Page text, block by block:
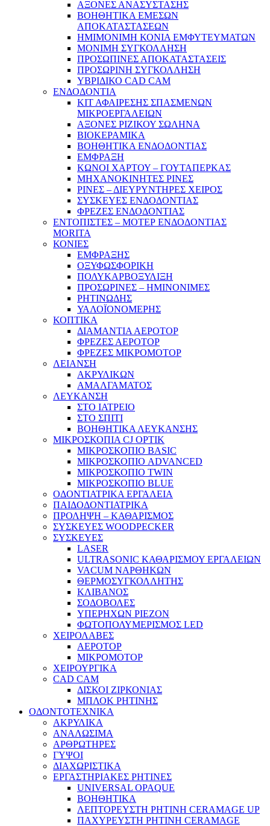
ΑΞΟΝΕΣ ΑΝΑΣΥΣΤΑΣΗΣ
ΒΟΗΘΗΤΙΚΑ ΕΜΕΣΩΝ
ΑΠΟΚΑΤΑΣΤΑΣΕΩΝ
ΗΜΙΜΟΝΙΜΗ ΚΟΝΙΑ ΕΜΦΥΤΕΥΜΑΤΩΝ
ΜΟΝΙΜΗ ΣΥΓΚΟΛΛΗΣΗ
ΠΡΟΣΩΠΙΝΕΣ ΑΠΟΚΑΤΑΣΤΑΣΕΙΣ
ΠΡΟΣΩΡΙΝΗ ΣΥΓΚΟΛΛΗΣΗ
ΥΒΡΙΔΙΚΟ CAD CAM
ΕΝΔΟΔΟΝΤΙΑ
ΚΙΤ ΑΦΑΙΡΕΣΗΣ ΣΠΑΣΜΕΝΩΝ
ΜΙΚΡΟΕΡΓΑΛΕΙΩΝ
ΑΞΟΝΕΣ ΡΙΖΙΚΟΥ ΣΩΛΗΝΑ
ΒΙΟΚΕΡΑΜΙΚΑ
ΒΟΗΘΗΤΙΚΑ ΕΝΔΟΔΟΝΤΙΑΣ
ΕΜΦΡΑΞΗ
ΚΩΝΟΙ ΧΑΡΤΟΥ – ΓΟΥΤΑΠΕΡΚΑΣ
ΜΗΧΑΝΟΚΙΝΗΤΕΣ ΡΙΝΕΣ
ΡΙΝΕΣ – ΔΙΕΥΡΥΝΤΗΡΕΣ ΧΕΙΡΟΣ
ΣΥΣΚΕΥΕΣ ΕΝΔΟΔΟΝΤΙΑΣ
ΦΡΕΖΕΣ ΕΝΔΟΔΟΝΤΙΑΣ
ΕΝΤΟΠΙΣΤΕΣ – ΜΟΤΕΡ ΕΝΔΟΔΟΝΤΙΑΣ
MORITA
ΚΟΝΙΕΣ
ΕΜΦΡΑΞΗΣ
ΟΞΥΦΩΣΦΟΡΙΚΗ
ΠΟΛΥΚΑΡΒΟΞΥΛΙΞΗ
ΠΡΟΣΩΡΙΝΕΣ – ΗΜΙΝΟΝΙΜΕΣ
ΡΗΤΙΝΩΔΗΣ
ΥΑΛΟΪΟΝΟΜΕΡΗΣ
ΚΟΠΤΙΚΑ
ΔΙΑΜΑΝΤΙΑ ΑΕΡΟΤΟΡ
ΦΡΕΖΕΣ ΑΕΡΟΤΟΡ
ΦΡΕΖΕΣ ΜΙΚΡΟΜΟΤΟΡ
ΛΕΙΑΝΣΗ
ΑΚΡΥΛΙΚΩΝ
ΑΜΑΛΓΑΜΑΤΟΣ
ΛΕΥΚΑΝΣΗ
ΣΤΟ ΙΑΤΡΕΙΟ
ΣΤΟ ΣΠΙΤΙ
ΒΟΗΘΗΤΙΚΑ ΛΕΥΚΑΝΣΗΣ
ΜΙΚΡΟΣΚΟΠΙΑ CJ OPTIK
ΜΙΚΡΟΣΚΟΠΙΟ BASIC
ΜΙΚΡΟΣΚΟΠΙΟ ADVANCED
ΜΙΚΡΟΣΚΟΠΙΟ TWIN
ΜΙΚΡΟΣΚΟΠΙΟ BLUE
ΟΔΟΝΤΙΑΤΡΙΚΑ ΕΡΓΑΛΕΙΑ
ΠΑΙΔΟΔΟΝΤΙΑΤΡΙΚΑ
ΠΡΟΛΗΨΗ – ΚΑΘΑΡΙΣΜΟΣ
ΣΥΣΚΕΥΕΣ WOODPECKER
ΣΥΣΚΕΥΕΣ
LASER
ULTRASONIC ΚΑΘΑΡΙΣΜΟΥ ΕΡΓΑΛΕΙΩΝ
VACUM ΝΑΡΘΗΚΩΝ
ΘΕΡΜΟΣΥΓΚΟΛΛΗΤΗΣ
ΚΛΙΒΑΝΟΣ
ΣΟΔΟΒΟΛΕΣ
ΥΠΕΡΗΧΩΝ PIEZON
ΦΩΤΟΠΟΛΥΜΕΡΙΣΜΟΣ LED
ΧΕΙΡΟΛΑΒΕΣ
ΑΕΡΟΤΟΡ
ΜΙΚΡΟΜΟΤΟΡ
ΧΕΙΡΟΥΡΓΙΚΑ
CAD CAM
ΔΙΣΚΟΙ ΖΙΡΚΟΝΙΑΣ
ΜΠΛΟΚ ΡΗΤΙΝΗΣ
ΟΔΟΝΤΟΤΕΧΝΙΚΑ
ΑΚΡΥΛΙΚΑ
ΑΝΑΛΩΣΙΜΑ
ΑΡΘΡΩΤΗΡΕΣ
ΓΥΨΟΙ
ΔΙΑΧΩΡΙΣΤΙΚΑ
ΕΡΓΑΣΤΗΡΙΑΚΕΣ ΡΗΤΙΝΕΣ
UNIVERSAL OPAQUE
ΒΟΗΘΗΤΙΚΑ
ΛΕΠΤΟΡΕΥΣΤΗ ΡΗΤΙΝΗ CERAMAGE UP
ΠΑΧΥΡΕΥΣΤΗ ΡΗΤΙΝΗ CERAMAGE